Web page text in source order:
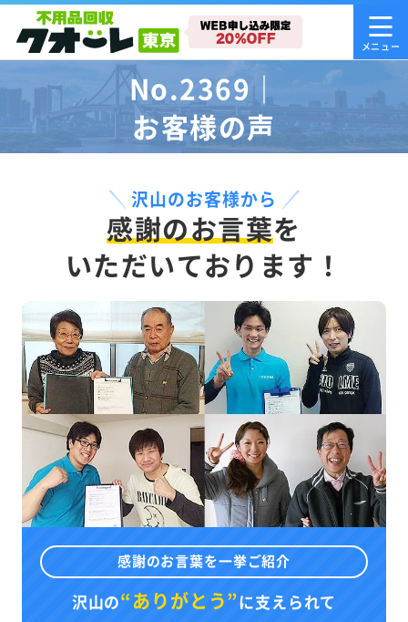
No.2369｜
お客様の声
沢山のお客様から
感謝のお言葉を
いただいております！
感謝のお言葉を一挙ご紹介
沢山の“ありがとう”に支えられて